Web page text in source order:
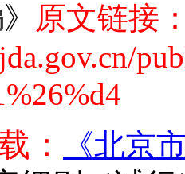
》 原文链接
：
《北京